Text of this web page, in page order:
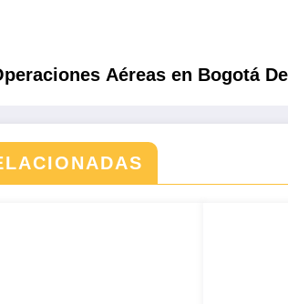
Aéreas en Bogotá